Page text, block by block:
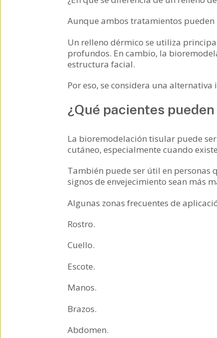
Aunque ambos tratamientos
Un relleno dérmico se utiliza
profundos. En cambio, la
estructura facial.
Por eso, se considera una
¿Qué pacientes
La bioremodelación tisular puede
cutáneo, especialmente cuando
También puede ser útil en personas
signos de envejecimiento sean más
Algunas zonas frecuentes de
Rostro.
Cuello.
Escote.
Manos.
Brazos.
Abdomen.